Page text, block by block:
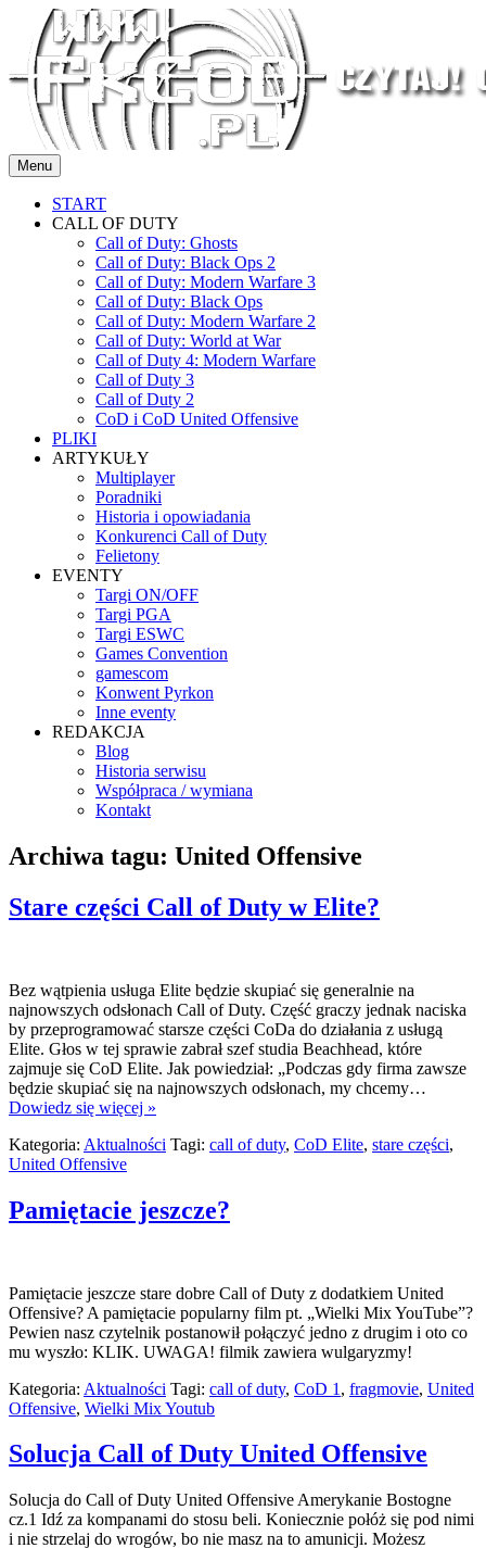
Przejdź
treści
Menu
START
CALL OF DUTY
Call of Duty: Ghosts
Call of Duty: Black Ops 2
Call of Duty: Modern Warfare 3
Call of Duty: Black Ops
Call of Duty: Modern Warfare 2
Call of Duty: World at War
Call of Duty 4: Modern Warfare
Call of Duty 3
Call of Duty 2
CoD i CoD United Offensive
PLIKI
ARTYKUŁY
Multiplayer
Poradniki
Historia i opowiadania
Konkurenci Call of Duty
Felietony
EVENTY
Targi ON/OFF
Targi PGA
Targi ESWC
Games Convention
gamescom
Konwent Pyrkon
Inne eventy
REDAKCJA
Blog
Historia serwisu
Współpraca / wymiana
Kontakt
Archiwa tagu: United Offensive
Stare części Call of Duty w Elite?
Bez wątpienia usługa Elite będzie skupiać się generalnie na
najnowszych odsłonach Call of Duty. Część graczy jednak naciska
by przeprogramować starsze części CoDa do działania z usługą
Elite. Głos w tej sprawie zabrał szef studia Beachhead, które
zajmuje się CoD Elite. Jak powiedział: „Podczas gdy firma zawsze
będzie skupiać się na najnowszych odsłonach, my chcemy…
Dowiedz się więcej »
Kategoria: Aktualności Tagi: call of duty, CoD Elite, stare części,
United Offensive
Pamiętacie jeszcze?
Pamiętacie jeszcze stare dobre Call of Duty z dodatkiem United
Offensive? A pamiętacie popularny film pt. „Wielki Mix YouTube”?
Pewien nasz czytelnik postanowił połączyć jedno z drugim i oto co
mu wyszło: KLIK. UWAGA! filmik zawiera wulgaryzmy!
Kategoria: Aktualności Tagi: call of duty, CoD 1 , fragmovie, United
Offensive, Wielki Mix Youtub
Solucja Call of Duty United Offensive
Solucja do Call of Duty United Offensive Amerykanie Bostogne
cz.1 Idź za kompanami do stosu beli. Koniecznie połóż się pod nimi
i nie strzelaj do wrogów, bo nie masz na to amunicji. Możesz